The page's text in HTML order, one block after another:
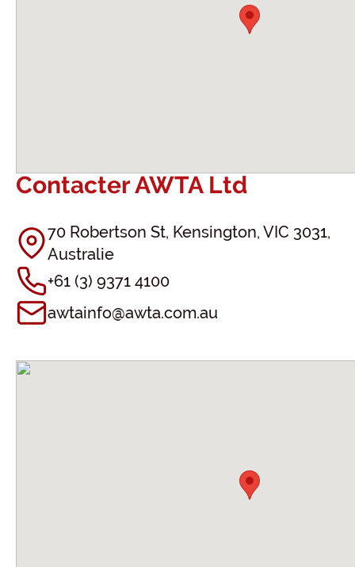
Contacter AWTA Ltd
70 Robertson St, Kensington, VIC 3031,
Australie
+61 (3) 9371 4100
awtainfo@awta.com.au